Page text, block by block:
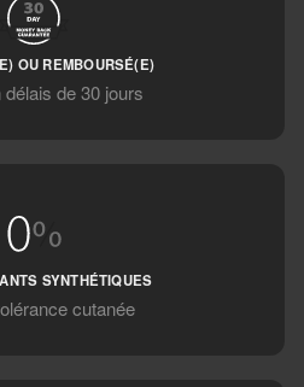
OU REMBOURSÉ(E)
délais de 30 jours
SYNTHÉTIQUES
cutanée